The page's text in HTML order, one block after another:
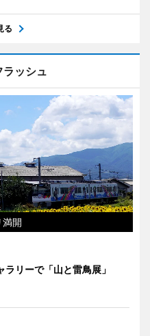
る
ラッシュ
開
リーで「山と雷鳥展」